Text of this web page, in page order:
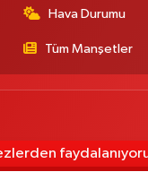
Hava Durumu
Tüm Manşetler